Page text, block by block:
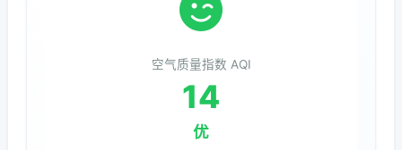
空气质量指数 AQI
14
优